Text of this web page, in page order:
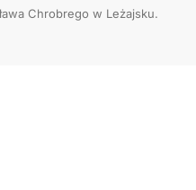
Chrobrego w Leżajsku.